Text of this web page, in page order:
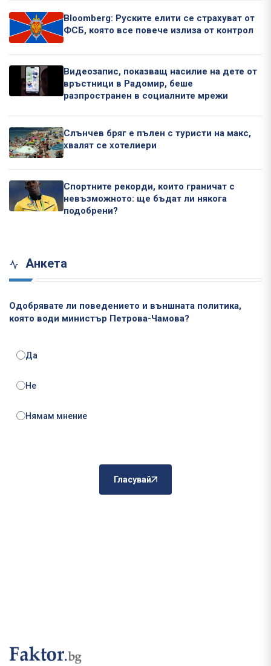
Bloomberg: Руските елити се страхуват от
ФСБ, която все повече излиза от контрол
Видеозапис, показващ насилие на дете от
връстници в Радомир, беше
разпространен в социалните мрежи
Слънчев бряг е пълен с туристи на макс,
хвалят се хотелиери
Спортните рекорди, които граничат с
невъзможното: ще бъдат ли някога
подобрени?
Анкета
Одобрявате ли поведението и външната политика,
която води министър Петрова-Чамова?
Да
Не
Нямам мнение
Гласувай